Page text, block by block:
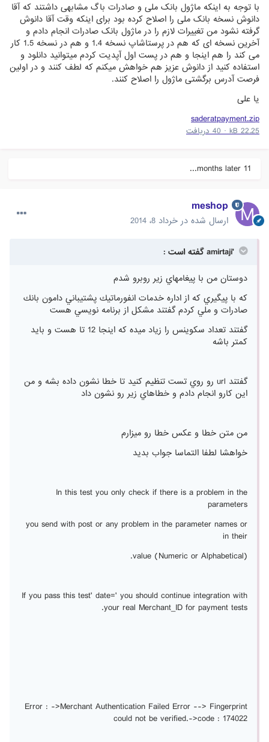
با توجه به اینکه ماژول بانک ملی و صادرات باگ مشابهی داشتند که آقا
دانوش نسخه بانک ملی را اصلاح کرده بود برای اینکه وقت آقا دانوش
گرفته نشود من تغییرات لازم را در ماژول بانک صادرات انجام دادم و
آخرین نسخه ای که هم در پرستاشاپ نسخه 1.4 و هم در نسخه 1.5 کار
می کند را هم اینجا و هم در پست اول آپدیت کردم میتوانید دانلود و
استفاده کنید از دانوش عزیز هم خواهش میکنم که لطف کنند و در اولین
فرصت آدرس برگشتی ماژول را اصلاح کنند.
یا علی
saderatpayment.zip
22.25 kB
·40 دریافت
11 months later...
meshop
ارسال شده در خرداد 8، 2014
'amirtaji گفته است :
دوستان من با پيغامهاي زير روبرو شدم
كه با پيگيري كه از اداره خدمات انفورماتيك پشتيباني دامون بانك
صادرات و ملي كردم گفتند مشكل از برنامه نويسي هست
گفتند تعداد سكوينس را زياد ميده كه اينجا 12 تا هست و بايد
كمتر باشه
گفتند url رو روي تست تنظيم كنيد تا خطا نشون داده بشه و من
اين كارو انجام دادم و خطاهاي زير رو نشون داد
من متن خطا و عكس خطا رو ميزارم
خواهشا لطفا التماسا جواب بديد
In this test you only check if there is a problem in the
parameters
you send with post or any problem in the parameter names or
in their
value (Numeric or Alphabetical).
If you pass this test' date=' you should continue integration with
your real Merchant_ID for payment tests.
Error : ->Merchant Authentication Failed Error --> Fingerprint
could not be verified.->code : 174022